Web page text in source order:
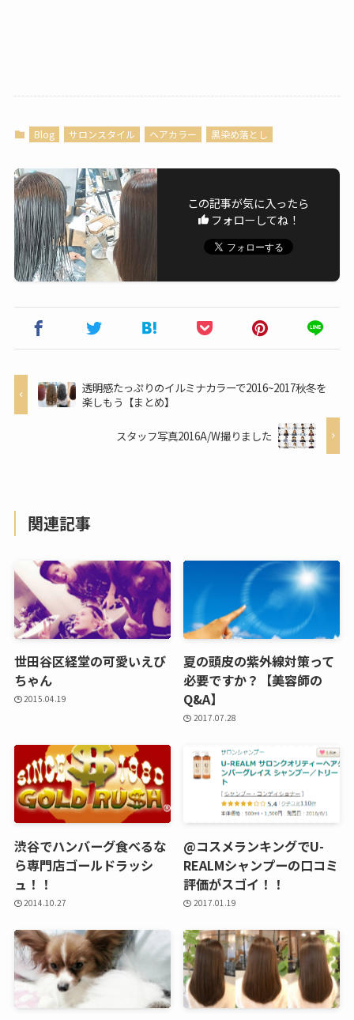
Blog サロンスタイル ヘアカラー 黒染め落とし
この記事が気に入ったら
フォローしてね！
透明感たっぷりのイルミナカラーで2016~2017秋冬を
楽しもう【まとめ】
スタッフ写真2016A/W撮りました
関連記事
世田谷区経堂の可愛いえび
ちゃん
2015.04.19
夏の頭皮の紫外線対策って
必要ですか？【美容師の
Q&A】
2017.07.28
渋谷でハンバーグ食べるな
ら専門店ゴールドラッシ
ュ！！
2014.10.27
@コスメランキングでU-
REALMシャンプーの口コミ
評価がスゴイ！！
2017.01.19